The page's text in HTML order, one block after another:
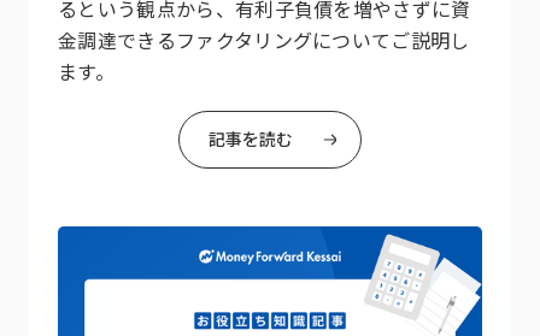
るという観点から、有利子負債を増やさずに資
金調達できるファクタリングについてご説明し
ます。
記事を読む